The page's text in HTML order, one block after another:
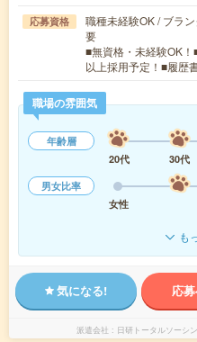
応募資格
職種未経験OK / ブラ
要
■無資格・未経験OK
以上採用予定！■履歴
職場の雰囲気
年齢層
20代
30代
男女比率
女性
も
気になる! 応
派遣会社 日研トータルソーシ